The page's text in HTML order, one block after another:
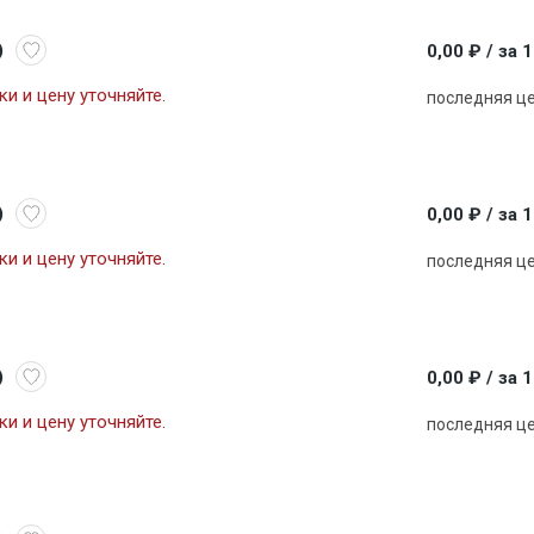
и цену уточняйте.
0,00 ₽ / за
последняя
и цену уточняйте.
0,00 ₽ / за
последняя
и цену уточняйте.
0,00 ₽ / за
последняя